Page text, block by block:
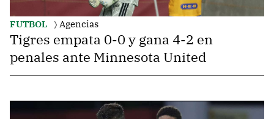
FUTBOL Agencias
Tigres empata 0-0 y gana 4-2 en
penales ante Minnesota United